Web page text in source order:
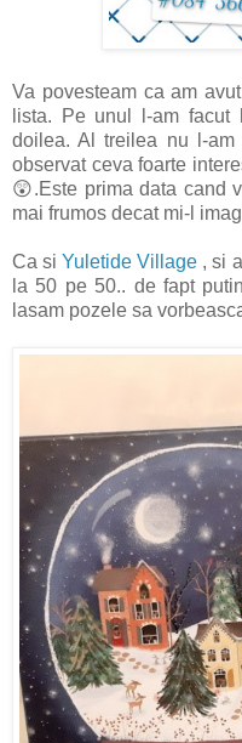
Va povesteam ca am
lista. Pe unul l-am facut
doilea. Al treilea nu l-
observat ceva foarte
😲.Este prima data cand
mai frumos decat mi-l
Ca siYuletide Village , si
la 50 pe 50.. de fapt
lasam pozele sa